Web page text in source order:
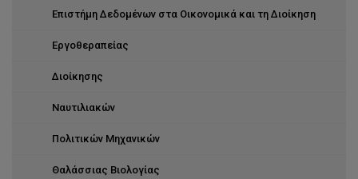
Επιστήμη Δεδομένων στα Οικονομικά και τη Διοίκηση
Εργοθεραπείας
Διοίκησης
Ναυτιλιακών
Πολιτικών Μηχανικών
Θαλάσσιας Βιολογίας